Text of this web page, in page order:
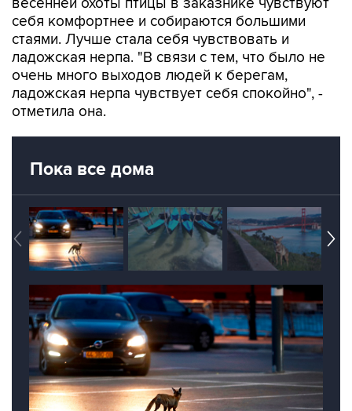
себя комфортнее и собираются большими
стаями. Лучше стала себя чувствовать и
ладожская нерпа. "В связи с тем, что было не
очень много выходов людей к берегам,
ладожская нерпа чувствует себя спокойно", -
отметила она.
Пока все дома